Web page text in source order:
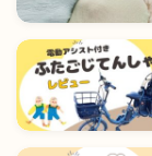
コラム
記事一覧